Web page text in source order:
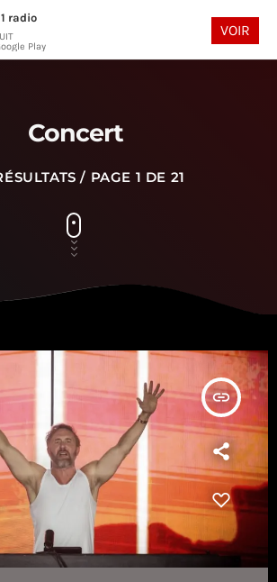
play_arrow
Concert
/ PAGE 1 DE 21
insert_link
radio
Play
VOIR